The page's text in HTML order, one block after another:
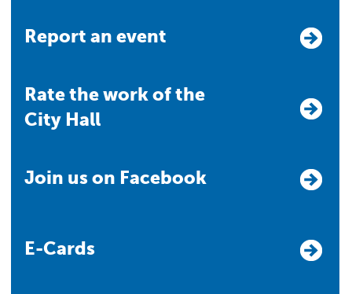
Report an event
Rate the work of the
City Hall
Join us on Facebook
E-Cards